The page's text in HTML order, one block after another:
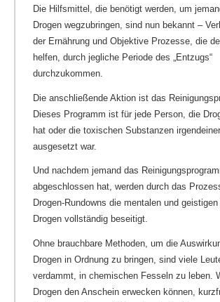
Die Hilfsmittel, die benötigt werden, um
Drogen wegzubringen, sind nun bekannt –
der Ernährung und Objektive Prozesse, die
helfen, durch jegliche Periode des „Entzugs“
durchzukommen.
Die anschließende Aktion ist das
Dieses Programm ist für jede Person, die
hat oder die toxischen Substanzen
ausgesetzt war.
Und nachdem jemand das
abgeschlossen hat, werden durch das
Drogen-Rundowns die mentalen und
Drogen vollständig beseitigt.
Ohne brauchbare Methoden, um die
Drogen in Ordnung zu bringen, sind viele
verdammt, in chemischen Fesseln zu leben.
Drogen den Anschein erwecken können,